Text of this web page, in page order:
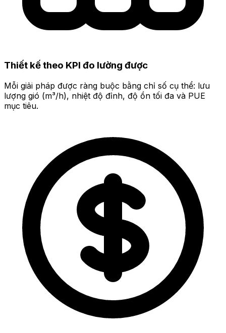
Thiết kế theo KPI đo lường được
Mỗi giải pháp được ràng buộc bằng chỉ số cụ thể: lưu
lượng gió (m³/h), nhiệt độ đỉnh, độ ồn tối đa và PUE
mục tiêu.